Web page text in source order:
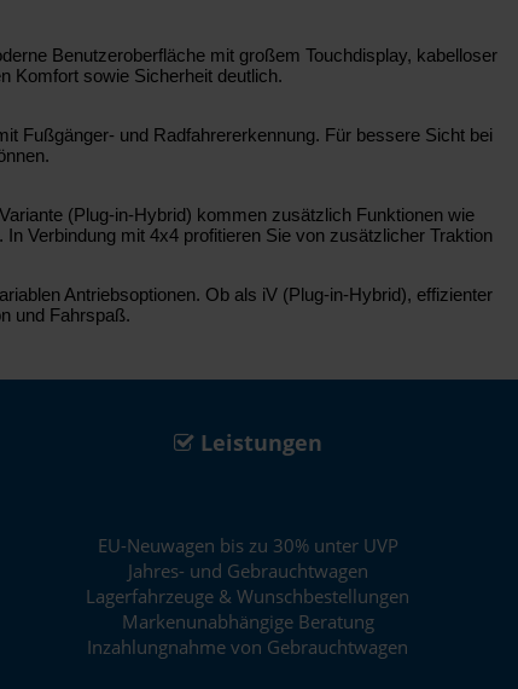
Benutzeroberfläche mit großem Touchdisplay, kabelloser
Komfort sowie Sicherheit deutlich.
Fußgänger- und Radfahrererkennung. Für bessere Sicht bei
(Plug-in-Hybrid) kommen zusätzlich Funktionen wie
Verbindung mit 4x4 profitieren Sie von zusätzlicher Traktion
Antriebsoptionen. Ob als iV (Plug-in-Hybrid), effizienter
und Fahrspaß.
Leistungen
EU-Neuwagen bis zu 30% unter UVP
Jahres- und Gebrauchtwagen
Lagerfahrzeuge & Wunschbestellungen
Markenunabhängige Beratung
Inzahlungnahme von Gebrauchtwagen